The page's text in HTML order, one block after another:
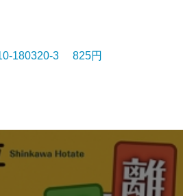
180320-3 825円